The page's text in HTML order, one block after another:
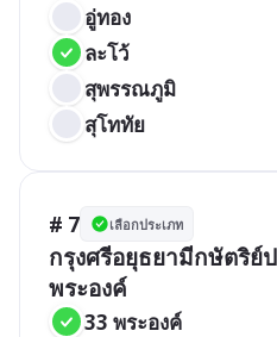
อู่ทอง
ละโว้
สุพรรณภูมิ
สุโททัย
# 7 เลือกประเภท
กรุงศรีอยุธยามีกษัตริย์
พระองค์
33 พระองค์